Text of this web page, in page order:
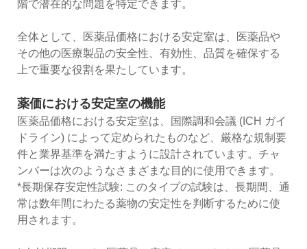
階で潜在的な問題を特定できます。
全体として、医薬品価格における安定室は、医薬品や
その他の医療製品の安全性、有効性、品質を確保する
上で重要な役割を果たしています。
薬価における安定室の機能
医薬品価格における安定室は、国際調和会議 (ICH ガイ
ドライン) によって定められたものなど、厳格な規制要
件と業界基準を満たすように設計されています。チャ
ンバーは次のようなさまざまな目的に使用できます。
*長期保存安定性試験: このタイプの試験は、長期間、通
常は数年間にわたる薬物の安定性を判断するために使
用されます。